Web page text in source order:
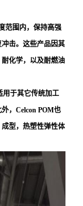
范围内，保持高强
击。这些产品因其
化学，以及耐燃油
用于其它传统加工
，Celcon POM也
型，热塑性弹性体